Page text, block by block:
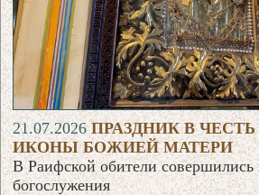
21.07.2026ПРАЗДНИК В
ИКОНЫ БОЖИЕЙ МАТЕРИ
В Раифской обители совершились
богослужения